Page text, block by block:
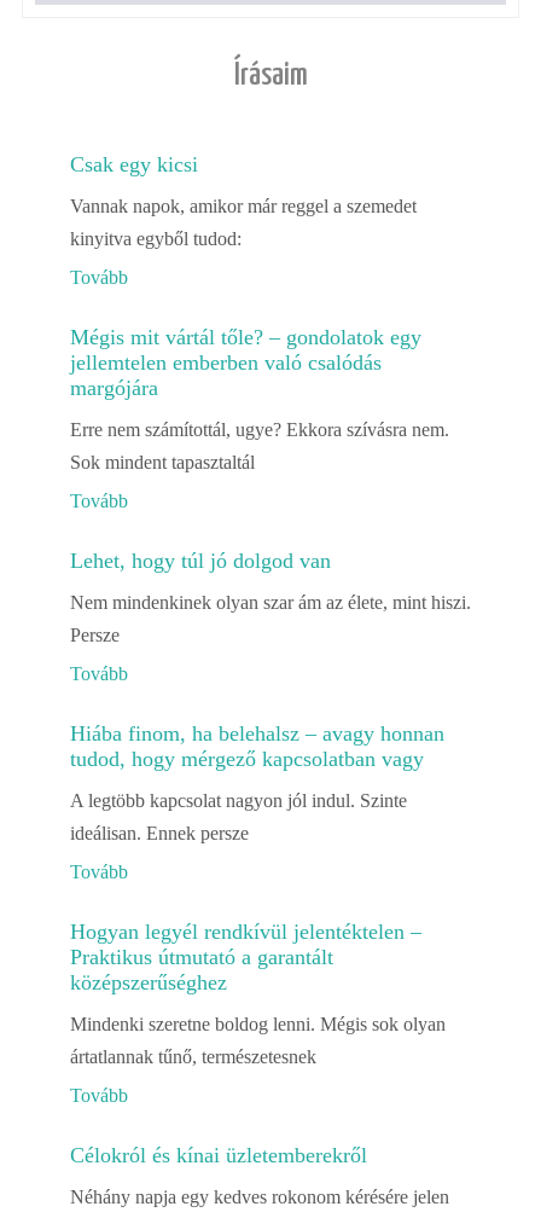
Írásaim
Csak egy kicsi
Vannak napok, amikor már reggel a szemedet
kinyitva egyből tudod:
Tovább
Mégis mit vártál tőle? – gondolatok egy
jellemtelen emberben való csalódás
margójára
Erre nem számítottál, ugye? Ekkora szívásra nem.
Sok mindent tapasztaltál
Tovább
Lehet, hogy túl jó dolgod van
Nem mindenkinek olyan szar ám az élete, mint hiszi.
Persze
Tovább
Hiába finom, ha belehalsz – avagy honnan
tudod, hogy mérgező kapcsolatban vagy
A legtöbb kapcsolat nagyon jól indul. Szinte
ideálisan. Ennek persze
Tovább
Hogyan legyél rendkívül jelentéktelen –
Praktikus útmutató a garantált
középszerűséghez
Mindenki szeretne boldog lenni. Mégis sok olyan
ártatlannak tűnő, természetesnek
Tovább
Célokról és kínai üzletemberekről
Néhány napja egy kedves rokonom kérésére jelen